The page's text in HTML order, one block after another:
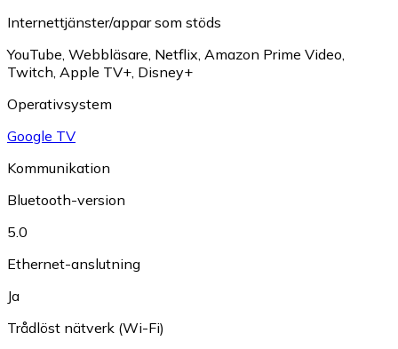
Internettjänster/appar som stöds
YouTube Webbläsare Netflix Amazon Prime Video
Twitch Apple TV+ Disney+
Operativsystem
Google TV
Kommunikation
Bluetooth-version
5.0
Ethernet-anslutning
Ja
Trådlöst nätverk (Wi-Fi)